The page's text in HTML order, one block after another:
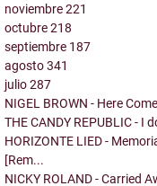
noviembre221
octubre218
septiembre 187
agosto341
julio287
NIGEL BROWN - Here
THE CANDY REPUBLIC - I
HORIZONTE LIED -
[Rem...
NICKY ROLAND - Carried